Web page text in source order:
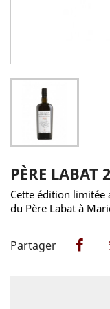
PÈRE LABAT
Cette édition limitée
du Père Labat à
Partager